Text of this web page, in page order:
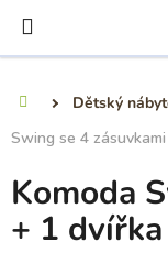
obsah
Dětský
Swing se 4
Komoda
+ 1 dvířka